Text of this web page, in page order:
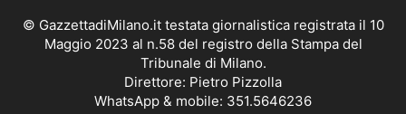
© GazzettadiMilano.it testata giornalistica registrata il 10
Maggio 2023 al n.58 del registro della Stampa del
Tribunale di Milano.
Direttore: Pietro Pizzolla
WhatsApp & mobile: 351.5646236